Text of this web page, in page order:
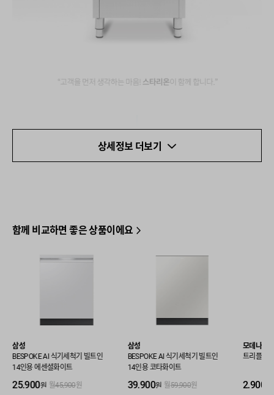
상세정보 더보기
함께 비교하면 좋은 상품이에요
삼성
BESPOKE AI 식기세척기 빌트인
14인용 에센셜화이트
25,900원 월45,900원
삼성
BESPOKE AI 식기세척기 빌트인
14인용 코타화이트
39,900원 월59,900원
모데나
트리플케
2,900